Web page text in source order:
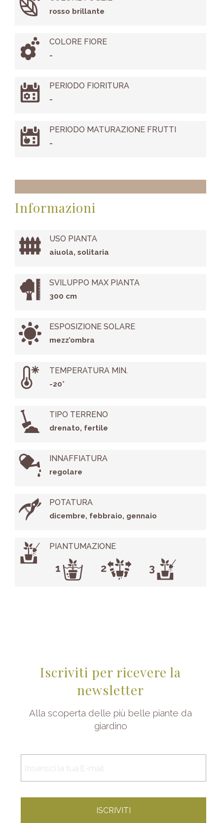
rosso brillante
COLORE FIORE
-
PERIODO FIORITURA
-
PERIODO MATURAZIONE FRUTTI
-
Informazioni
USO PIANTA
aiuola, solitaria
SVILUPPO MAX PIANTA
300 cm
ESPOSIZIONE SOLARE
mezz’ombra
TEMPERATURA MIN.
-20°
TIPO TERRENO
drenato, fertile
INNAFFIATURA
regolare
POTATURA
dicembre, febbraio, gennaio
PIANTUMAZIONE
Iscriviti per ricevere la
newsletter
Alla scoperta delle più belle piante da
giardino